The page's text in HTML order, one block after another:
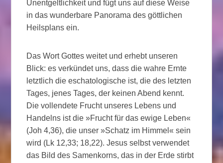
Unentgeltlichkeit und fügt uns auf diese Weise
in das wunderbare Panorama des göttlichen
Heilsplans ein.
Das Wort Gottes weitet und erhebt unseren
Blick: es verkündet uns, dass die wahre Ernte
letztlich die eschatologische ist, die des letzten
Tages, jenes Tages, der keinen Abend kennt.
Die vollendete Frucht unseres Lebens und
Handelns ist die »Frucht für das ewige Leben«
(Joh 4,36), die unser »Schatz im Himmel« sein
wird (Lk 12,33; 18,22). Jesus selbst verwendet
das Bild des Samenkorns, das in der Erde stirbt